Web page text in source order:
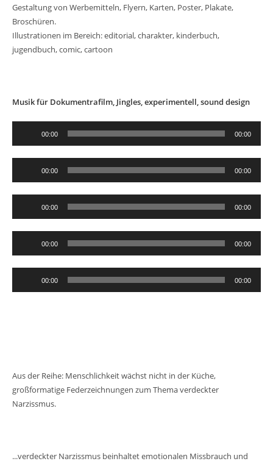
Gestaltung von Werbemitteln, Flyern, Karten, Poster, Plakate,
Broschüren.
Illustrationen im Bereich: editorial, charakter, kinderbuch,
jugendbuch, comic, cartoon
Musik für Dokumentrafilm, Jingles, experimentell, sound design
00:00 00:00
00:00 00:00
00:00 00:00
00:00 00:00
00:00 00:00
Aus der Reihe: Menschlichkeit wächst nicht in der Küche,
großformatige Federzeichnungen zum Thema verdeckter
Narzissmus.
...verdeckter Narzissmus beinhaltet emotionalen Missbrauch und